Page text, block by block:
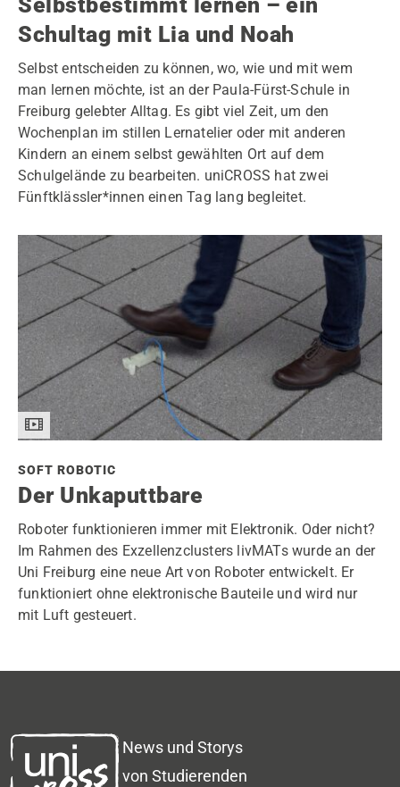
Schultag mit Lia und Noah
Selbst entscheiden zu können, wo, wie und mit wem
man lernen möchte, ist an der Paula-Fürst-Schule in
Freiburg gelebter Alltag. Es gibt viel Zeit, um den
Wochenplan im stillen Lernatelier oder mit anderen
Kindern an einem selbst gewählten Ort auf dem
Schulgelände zu bearbeiten. uniCROSS hat zwei
Fünftklässler*innen einen Tag lang begleitet.
SOFT ROBOTIC
Der Unkaputtbare
Roboter funktionieren immer mit Elektronik. Oder nicht?
Im Rahmen des Exzellenzclusters livMATs wurde an der
Uni Freiburg eine neue Art von Roboter entwickelt. Er
funktioniert ohne elektronische Bauteile und wird nur
mit Luft gesteuert.
News und Storys
von Studierenden